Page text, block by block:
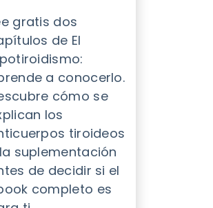
gratis dos
de El
a conocerlo.
cómo se
los
tiroideos
suplementación
de decidir si el
completo es